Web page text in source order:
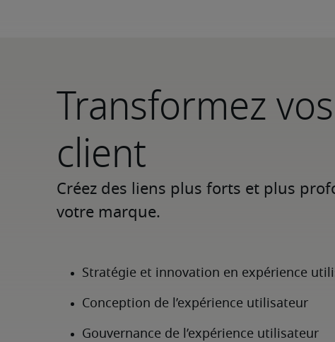
Transformez
client
Créez des liens plus forts et plus
votre marque.